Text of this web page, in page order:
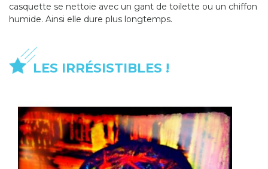
casquette se nettoie avec un gant de toilette ou un chiffon
humide. Ainsi elle dure plus longtemps.
LES IRRÉSISTIBLES !